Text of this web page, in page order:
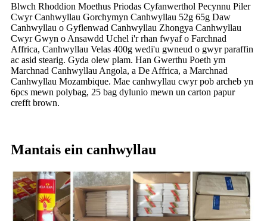
Blwch Rhoddion Moethus Priodas Cyfanwerthol Pecynnu Piler
Cwyr Canhwyllau Gorchymyn Canhwyllau 52g 65g Daw
Canhwyllau o Gyflenwad Canhwyllau Zhongya Canhwyllau
Cwyr Gwyn o Ansawdd Uchel i'r rhan fwyaf o Farchnad
Affrica, Canhwyllau Velas 400g wedi'u gwneud o gwyr paraffin
ac asid stearig. Gyda olew plam. Han Gwerthu Poeth ym
Marchnad Canhwyllau Angola, a De Affrica, a Marchnad
Canhwyllau Mozambique. Mae canhwyllau cwyr pob archeb yn
6pcs mewn polybag, 25 bag dylunio mewn un carton papur
crefft brown.
Mantais ein canhwyllau